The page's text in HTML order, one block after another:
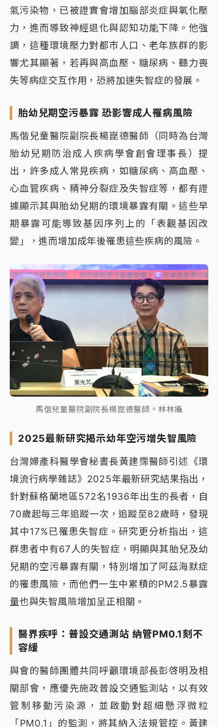
氣污染物，已被證實會增加腦部炎症與氧化壓
力，進而導致神經退化與認知功能下降。他強
調，這種環境壓力對都市人口、老年族群的影
響尤其顯著，若再與高血壓、糖尿病、聽力喪
失等病症交互作用，恐將加速失智症的發展。
胎幼兒期空污暴露 恐影響成人罹病風險
馬偕兒童醫院副院長楊崑德醫師（同時為台灣
胎幼兒期防治成人疾病學會創會理事長）提
出，許多成人常見疾病，如糖尿病、高血壓、
心血管疾病、精神分裂症及失智症等，都有證
據顯示其與胎幼兒期的環境暴露有關。這些早
期暴露可能導致基因序列上的「表觀基因改
變」，進而增加成年後罹患這些疾病的風險。
馬偕兒童醫院副院長楊崑德醫師。林林攝
2025最新研究揭示幼年空污增失智風險
台灣婦產科醫學會秘書長黃建霈醫師引述《環
境流行病學雜誌》2025年最新研究結果指出，
針對蘇格蘭地區572名1936年出生的長者，自
70歲起每三年追蹤一次，追蹤至82歲時，發現
其中17%已罹患失智症。研究更分析指出，這
群患者中有67人的失智症，明顯與其胎兒及幼
兒期的空污暴露有關，特別增加了阿茲海默症
的罹患風險，而他們一生中累積的PM2.5暴露
量也與失智風險增加呈正相關。
醫界疾呼：普設交通測站 納管PM0.1刻不
容緩
與會的醫師團體共同呼籲環境部長彭啓明及相
關部會，應優先施政普設交通監測站，以有效
管制移動污染源，並啟動對超細懸浮微粒
「PM0.1」的監測，將其納入法規管控。黃建